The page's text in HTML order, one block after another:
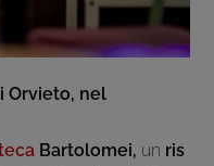
Orvieto, nel
Bartolomei, un ris